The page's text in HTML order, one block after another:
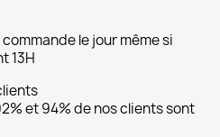
le jour même si
13H
et 94% de nos clients sont